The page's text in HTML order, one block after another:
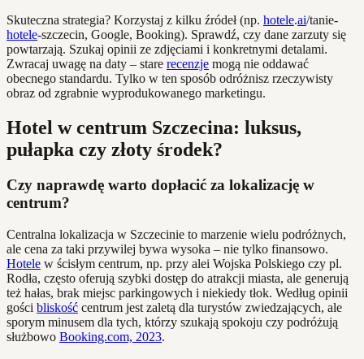
Skuteczna strategia? Korzystaj z kilku źródeł (np. hotele.ai/tanie-
hotele-szczecin, Google, Booking). Sprawdź, czy dane zarzuty się
powtarzają. Szukaj opinii ze zdjęciami i konkretnymi detalami.
Zwracaj uwagę na daty – stare recenzje mogą nie oddawać
obecnego standardu. Tylko w ten sposób odróżnisz rzeczywisty
obraz od zgrabnie wyprodukowanego marketingu.
Hotel w centrum Szczecina: luksus,
pułapka czy złoty środek?
Czy naprawdę warto dopłacić za lokalizację w
centrum?
Centralna lokalizacja w Szczecinie to marzenie wielu podróżnych,
ale cena za taki przywilej bywa wysoka – nie tylko finansowo.
Hotele w ścisłym centrum, np. przy alei Wojska Polskiego czy pl.
Rodła, często oferują szybki dostęp do atrakcji miasta, ale generują
też hałas, brak miejsc parkingowych i niekiedy tłok. Według opinii
gości bliskość centrum jest zaletą dla turystów zwiedzających, ale
sporym minusem dla tych, którzy szukają spokoju czy podróżują
służbowo Booking.com, 2023.